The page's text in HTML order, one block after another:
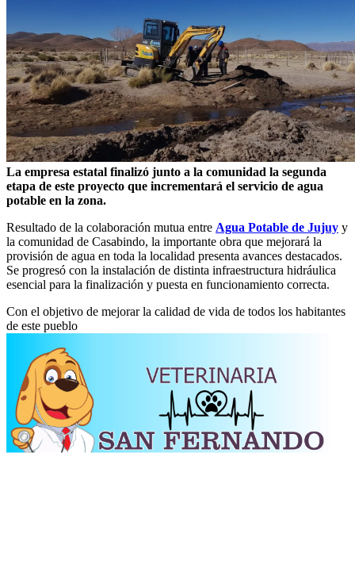
La empresa estatal finalizó junto a la comunidad la segunda
etapa de este proyecto que incrementará el servicio de agua
potable en la zona.
Resultado de la colaboración mutua entre Agua Potable de Jujuy y
la comunidad de Casabindo, la importante obra que mejorará la
provisión de agua en toda la localidad presenta avances destacados.
Se progresó con la instalación de distinta infraestructura hidráulica
esencial para la finalización y puesta en funcionamiento correcta.
Con el objetivo de mejorar la calidad de vida de todos los habitantes
de este pueblo